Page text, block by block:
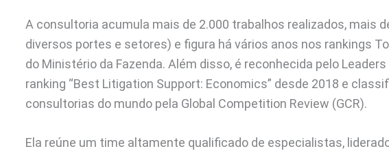
A consultoria acumula mais de 2.000 trabalhos realizados, mais
diversos portes e setores) e figura há vários anos nos rankings
do Ministério da Fazenda. Além disso, é reconhecida pelo
ranking “Best Litigation Support: Economics” desde 2018 e
consultorias do mundo pela Global Competition Review (GCR).
Ela reúne um time altamente qualificado de especialistas,